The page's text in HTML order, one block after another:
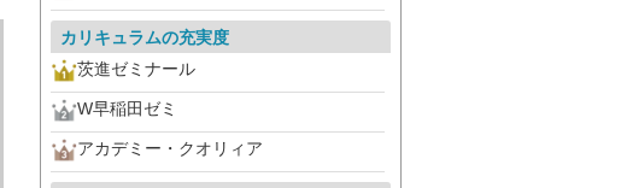
カリキュラムの充実度
茨進ゼミナール
W早稲田ゼミ
アカデミー・クオリィア